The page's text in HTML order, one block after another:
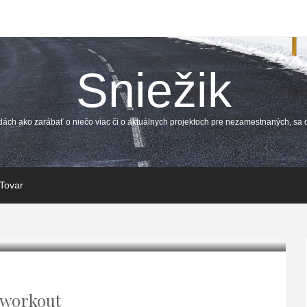
Sniežik
ako zarábať o niečo viac či o aktuálnych projektoch pre nezamestnaných, sa
Tovar